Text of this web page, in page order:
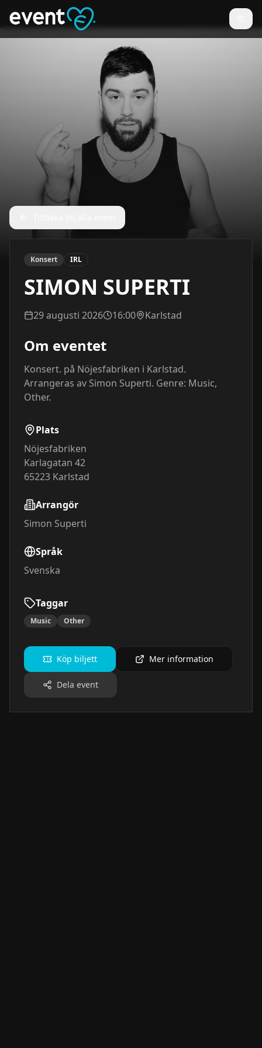
Konsert IRL
SIMON SUPERTI
29 augusti 2026 16:00 Karlstad
Om eventet
Konsert. på Nöjesfabriken i Karlstad.
Arrangeras av Simon Superti. Genre: Music,
Other.
Plats
Nöjesfabriken
Karlagatan 42
65223 Karlstad
Arrangör
Simon Superti
Språk
Svenska
Taggar
Music Other
Köp biljett Mer information
Dela event